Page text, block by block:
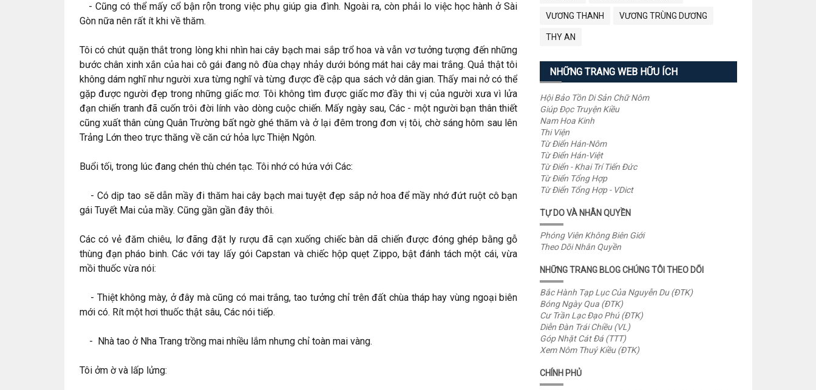
- Cũng có thể mấy cổ bận rộn trong việc phụ giúp gia đình. Ngoài ra, còn phải lo việc học hành ở Sài
Gòn nữa nên rất ít khi về thăm.
Tôi có chút quặn thắt trong lòng khi nhìn hai cây bạch mai sắp trổ hoa và vẫn vơ tưởng tượng đến những
bước chân xinh xắn của hai cô gái đang nô đùa chạy nhảy dưới bóng mát hai cây mai trắng. Quả thật tôi
không dám nghĩ như người xưa từng nghĩ và từng được đề cập qua sách vở dân gian. Thấy mai nở có thể
gặp được người đẹp trong những giấc mơ. Tôi không tìm được giấc mơ đầy thi vị của người xưa vì lửa
đạn chiến tranh đã cuốn trôi đời lính vào dòng cuộc chiến. Mấy ngày sau, Các - một người bạn thân thiết
cũng xuất thân cùng Quân Trường bất ngờ ghé thăm và ở lại đêm trong đơn vị tôi, chờ sáng hôm sau lên
Trảng Lớn theo trực thăng về căn cứ hỏa lực Thiện Ngôn.
Buổi tối, trong lúc đang chén thù chén tạc. Tôi nhớ có hứa với Các:
- Có dịp tao sẽ dẫn mầy đi thăm hai cây bạch mai tuyệt đẹp sắp nở hoa để mầy nhớ đứt ruột cô bạn
gái Tuyết Mai của mầy. Cũng gần gần đây thôi.
Các có vẻ đăm chiêu, lơ đãng đặt ly rượu đã cạn xuống chiếc bàn dã chiến được đóng ghép bằng gỗ
thùng đạn pháo binh. Các với tay lấy gói Capstan và chiếc hộp quẹt Zippo, bật đánh tách một cái, vừa
mồi thuốc vừa nói:
- Thiệt không mày, ở đây mà cũng có mai trắng, tao tưởng chỉ trên đất chùa tháp hay vùng ngoại biên
mới có. Rít một hơi thuốc thật sâu, Các nói tiếp.
- Nhà tao ở Nha Trang trồng mai nhiều lắm nhưng chỉ toàn mai vàng.
Tôi ởm ờ và lấp lửng:
VƯƠNG THANH VƯƠNG TRÙNG DƯƠNG
THY AN
NHỮNG TRANG WEB HỮU ÍCH
Hội Bảo Tồn Di Sản Chữ Nôm
Giúp Đọc Truyện Kiều
Nam Hoa Kinh
Thi Viện
Từ Điển Hán-Nôm
Từ Điển Hán-Việt
Từ Điển - Khai Trí Tiến Đức
Từ Điển Tổng Hợp
Từ Điển Tổng Hợp - VDict
TỰ DO VÀ NHÂN QUYỀN
Phóng Viên Không Biên Giới
Theo Dõi Nhân Quyền
NHỮNG TRANG BLOG CHÚNG TÔI THEO DÕI
Bắc Hành Tạp Lục Của Nguyễn Du (ĐTK)
Bóng Ngày Qua (ĐTK)
Cư Trần Lạc Đạo Phú (ĐTK)
Diễn Đàn Trái Chiều (VL)
Góp Nhặt Cát Đá (TTT)
Xem Nôm Thuý Kiều (ĐTK)
CHÍNH PHỦ